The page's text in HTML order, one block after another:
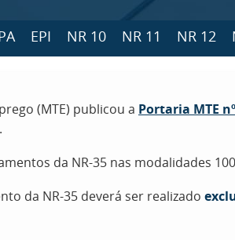
EPI NR 10 NR 11 NR 12
(MTE) publicou a Portaria MTE
da NR-35 nas modalidades
da NR-35 deverá ser realizado